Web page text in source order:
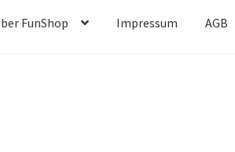
FunShop Impressum AGB